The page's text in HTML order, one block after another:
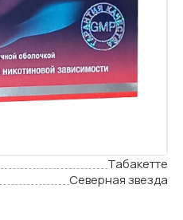
Табакетте
Северная звезда